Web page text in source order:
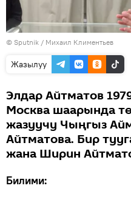
© Sputnik / Михаил Климентьев
Жазылуу
Элдар Айтматов
Москва шаарында
жазуучу Чыңгыз
Айтматова. Бир
жана Ширин
Билими: